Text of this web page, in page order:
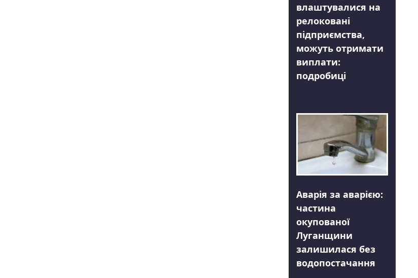
влаштувалися на
релоковані
підприємства,
можуть отримати
виплати:
подробиці
Аварія за аварією:
частина
окупованої
Луганщини
залишилася без
водопостачання